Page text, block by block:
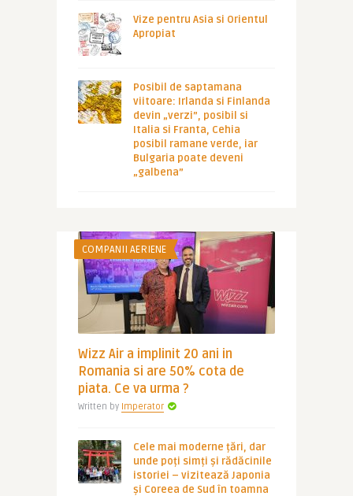
Vize pentru Asia si Orientul
Apropiat
Posibil de saptamana
viitoare: Irlanda si Finlanda
devin „verzi”, posibil si
Italia si Franta, Cehia
posibil ramane verde, iar
Bulgaria poate deveni
„galbena”
COMPANII AERIENE
Wizz Air a implinit 20 ani in
Romania si are 50% cota de
piata. Ce va urma ?
Written by Imperator
Cele mai moderne țări, dar
unde poți simți și rădăcinile
istoriei – vizitează Japonia
și Coreea de Sud în toamna